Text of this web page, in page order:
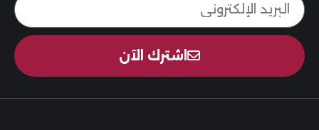
اشترك الآن